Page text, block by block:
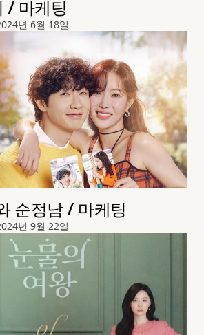
/ 마케팅
년 6월 18일
순정남 / 마케팅
년 9월 22일